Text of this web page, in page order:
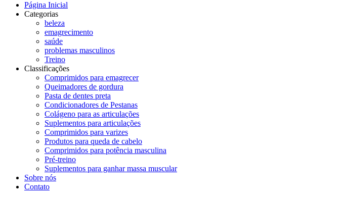
Página Inicial
Categorias
beleza
emagrecimento
saúde
problemas masculinos
Treino
Classificações
Comprimidos para emagrecer
Queimadores de gordura
Pasta de dentes preta
Condicionadores de Pestanas
Colágeno para as articulações
Suplementos para articulações
Comprimidos para varizes
Produtos para queda de cabelo
Comprimidos para potência masculina
Pré-treino
Suplementos para ganhar massa muscular
Sobre nós
Contato